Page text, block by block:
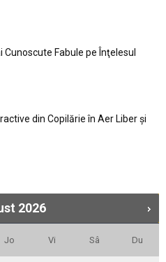
Cunoscute Fabule pe Înţelesul
din Copilărie în Aer Liber şi
2026
Jo Vi Sâ Du